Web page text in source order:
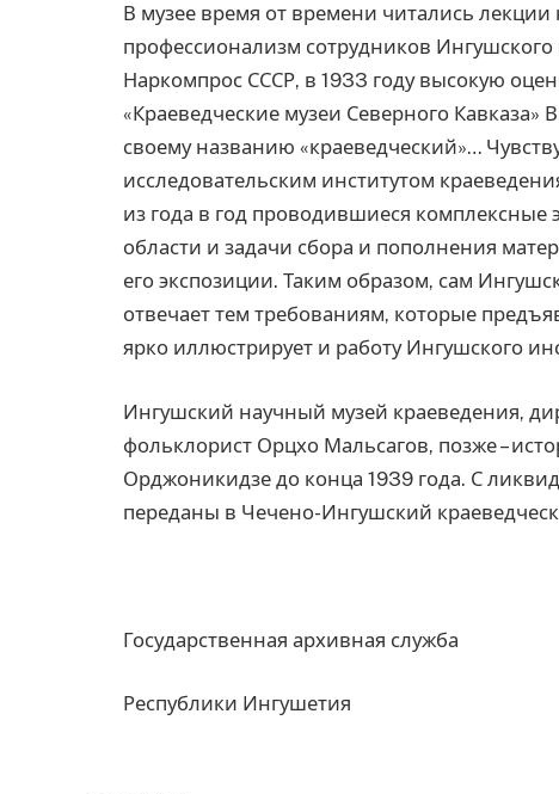
В музее время от времени читались лекции
профессионализм сотрудников
Наркомпрос СССР, в 1933 году высокую
«Краеведческие музеи Северного
своему названию «краеведческий»…
исследовательским институтом
из года в год проводившиеся
области и задачи сбора и пополнения
его экспозиции. Таким образом, сам
отвечает тем требованиям, которые
ярко иллюстрирует и работу Ингушского
Ингушский научный музей краеведения,
фольклорист Орцхо Мальсагов, позже –
Орджоникидзе до конца 1939 года. С
переданы в Чечено-Ингушский
Государственная архивная служба
Республики Ингушетия